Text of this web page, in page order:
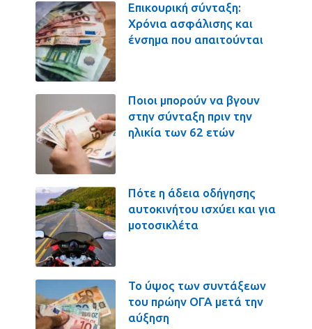
Επικουρική σύνταξη:
Χρόνια ασφάλισης και
ένσημα που απαιτούνται
Ποιοι μπορούν να βγουν
στην σύνταξη πριν την
ηλικία των 62 ετών
Πότε η άδεια οδήγησης
αυτοκινήτου ισχύει και για
μοτοσικλέτα
Το ύψος των συντάξεων
του πρώην ΟΓΑ μετά την
αύξηση